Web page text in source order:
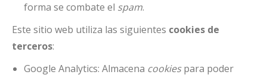
forma se combate el spam.
Este sitio web utiliza las siguientes cookies de
terceros:
Google Analytics: Almacena cookiespara poder